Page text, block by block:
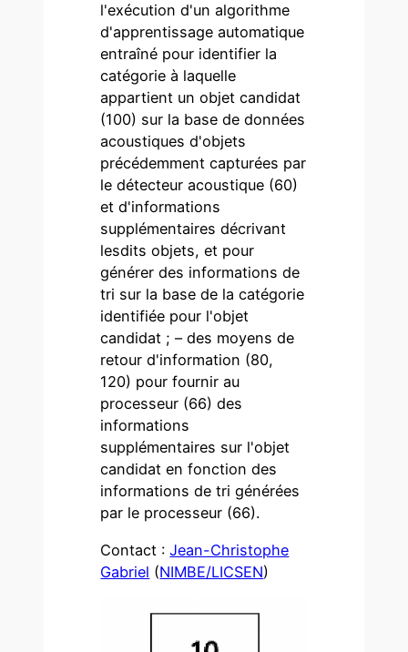
l'exécution d'un algorithme
d'apprentissage automatique
entraîné pour identifier la
catégorie à laquelle
appartient un objet candidat
(100) sur la base de données
acoustiques d'objets
précédemment capturées par
le détecteur acoustique (60)
et d'informations
supplémentaires décrivant
lesdits objets, et pour
générer des informations de
tri sur la base de la catégorie
identifiée pour l'objet
candidat ; – des moyens de
retour d'information (80,
120) pour fournir au
processeur (66) des
informations
supplémentaires sur l'objet
candidat en fonction des
informations de tri générées
par le processeur (66).
Contact :Jean-Christophe
Gabriel (NIMBE/LICSEN)